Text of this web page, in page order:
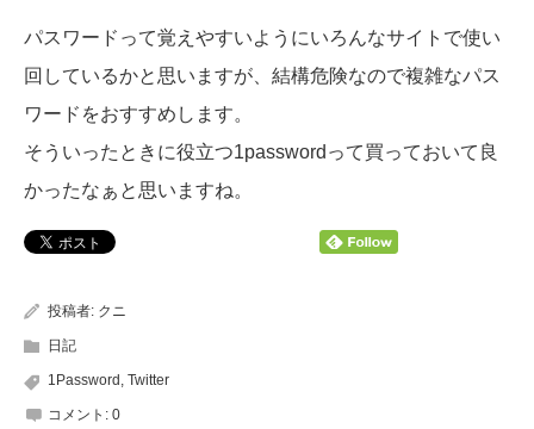
パスワードって覚えやすいようにいろんなサイトで使い
回しているかと思いますが、結構危険なので複雑なパス
ワードをおすすめします。
そういったときに役立つ1passwordって買っておいて良
かったなぁと思いますね。
投稿者: クニ
日記
1Password , Twitter
コメント: 0